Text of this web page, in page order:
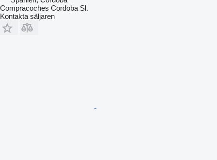
Compracoches Cordoba Sl.
Kontakta säljaren